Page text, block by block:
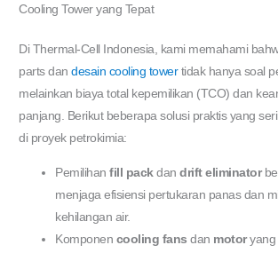
Cooling Tower yang Tepat
Di Thermal-Cell Indonesia, kami memahami
parts dandesain cooling towertidak hanya soal
melainkan biaya total kepemilikan (TCO) dan
panjang. Berikut beberapa solusi praktis yang
di proyek petrokimia:
Pemilihanfill packdandrift eliminator
menjaga efisiensi pertukaran panas dan
kehilangan air.
Komponen cooling fans dan motoryang